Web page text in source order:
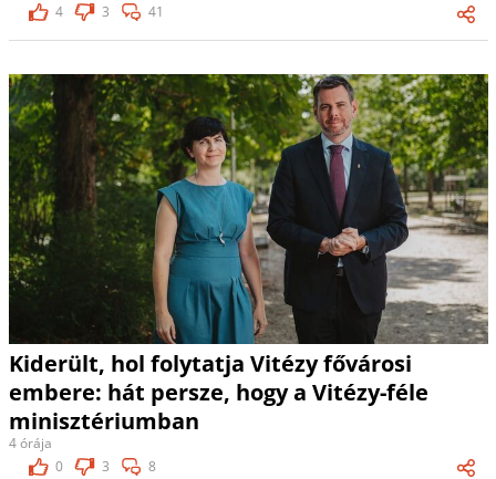
4
3 41
Kiderült, hol folytatja Vitézy fővárosi
embere: hát persze, hogy a Vitézy-féle
minisztériumban
4 órája
0
3 8